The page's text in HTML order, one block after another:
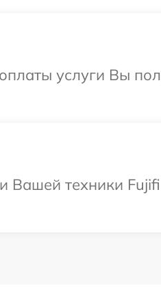
услуги Вы
Вашей техники